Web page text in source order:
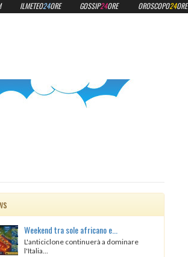
Weekend tra sole africano e...
L'anticiclone continuerà a dominare
l'Italia...
ILMETEO24ORE GOSSIP24ORE OROSCOPO24ORE